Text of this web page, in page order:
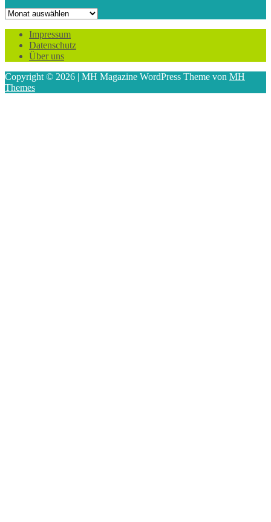
Archiv
Impressum
Datenschutz
Über uns
Copyright © 2026 | MH Magazine WordPress Theme von MH
Themes